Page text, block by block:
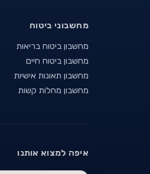
מחשבוני ביטוח
מחשבון ביטוח בריאות
מחשבון ביטוח חיים
מחשבון תאונות אישיות
מחשבון מחלות קשות
איפה למצוא אותנו